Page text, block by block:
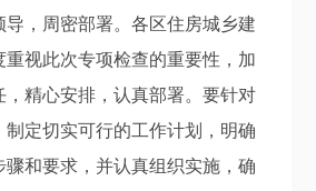
，周密部署。各区住房城乡建
重视此次专项检查的重要性，加
，精心安排，认真部署。要针对
制定切实可行的工作计划，明确
骤和要求，并认真组织实施，确